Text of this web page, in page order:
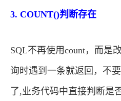
3. COUNT()判断存在
SQL不再使用count，而是
询时遇到一条就返回，不
了,业务代码中直接判断是